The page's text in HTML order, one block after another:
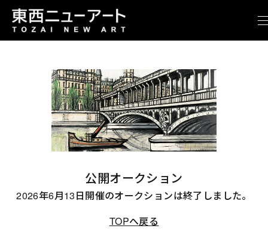
公開オークション
2026年6月13日開催のオークションは終了しました。
TOPへ戻る